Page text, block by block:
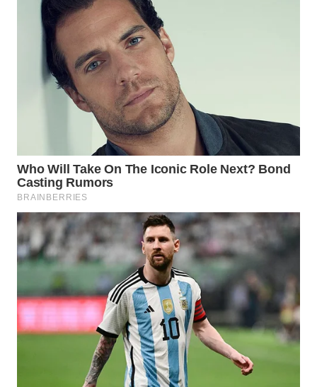
WN
PADANG
LAWAS
WN
SUMEDANG
WN
KEPULAUAN
SERIBU
WN
TANGERANG
WN
BINJAI